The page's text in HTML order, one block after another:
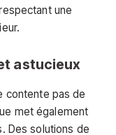
une
astucieux
contente pas de
met également
Des solutions de